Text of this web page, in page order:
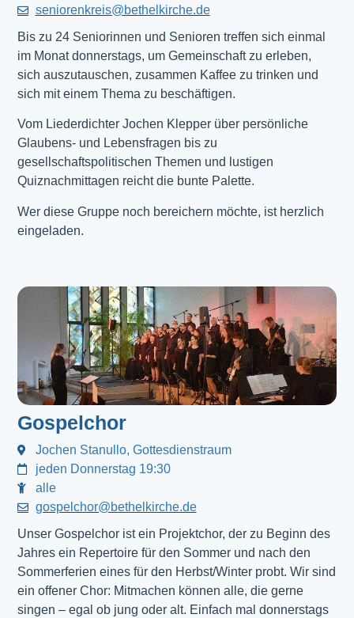
seniorenkreis@bethelkirche.de
Bis zu 24 Seniorinnen und Senioren treffen sich einmal
im Monat donnerstags, um Gemeinschaft zu erleben,
sich auszutauschen, zusammen Kaffee zu trinken und
sich mit einem Thema zu beschäftigen.
Vom Liederdichter Jochen Klepper über persönliche
Glaubens- und Lebensfragen bis zu
gesellschaftspolitischen Themen und lustigen
Quiznachmittagen reicht die bunte Palette.
Wer diese Gruppe noch bereichern möchte, ist herzlich
eingeladen.
Gospelchor
Jochen Stanullo, Gottesdienstraum
jeden Donnerstag 19:30
alle
gospelchor@bethelkirche.de
Unser Gospelchor ist ein Projektchor, der zu Beginn des
Jahres ein Repertoire für den Sommer und nach den
Sommerferien eines für den Herbst/Winter probt. Wir sind
ein offener Chor: Mitmachen können alle, die gerne
singen – egal ob jung oder alt. Einfach mal donnerstags